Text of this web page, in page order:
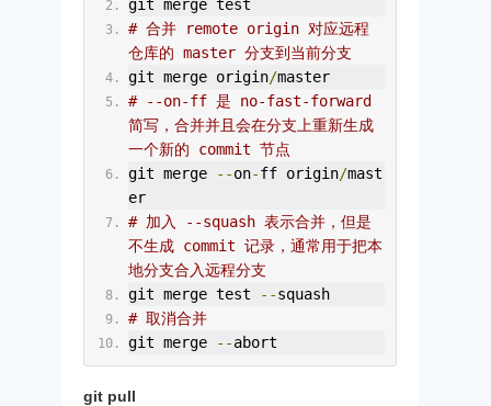
git merge test
# 合并 remote origin 对应远程
仓库的 master 分支到当前分支
git merge origin/master
# --on-ff 是 no-fast-forward
简写，合并并且会在分支上重新生成
一个新的 commit 节点
git merge
--on-ff origin/mast
er
# 加入 --squash 表示合并，但是
不生成 commit 记录，通常用于把本
地分支合入远程分支
git merge test
--squash
# 取消合并
git merge
--abort
git pull